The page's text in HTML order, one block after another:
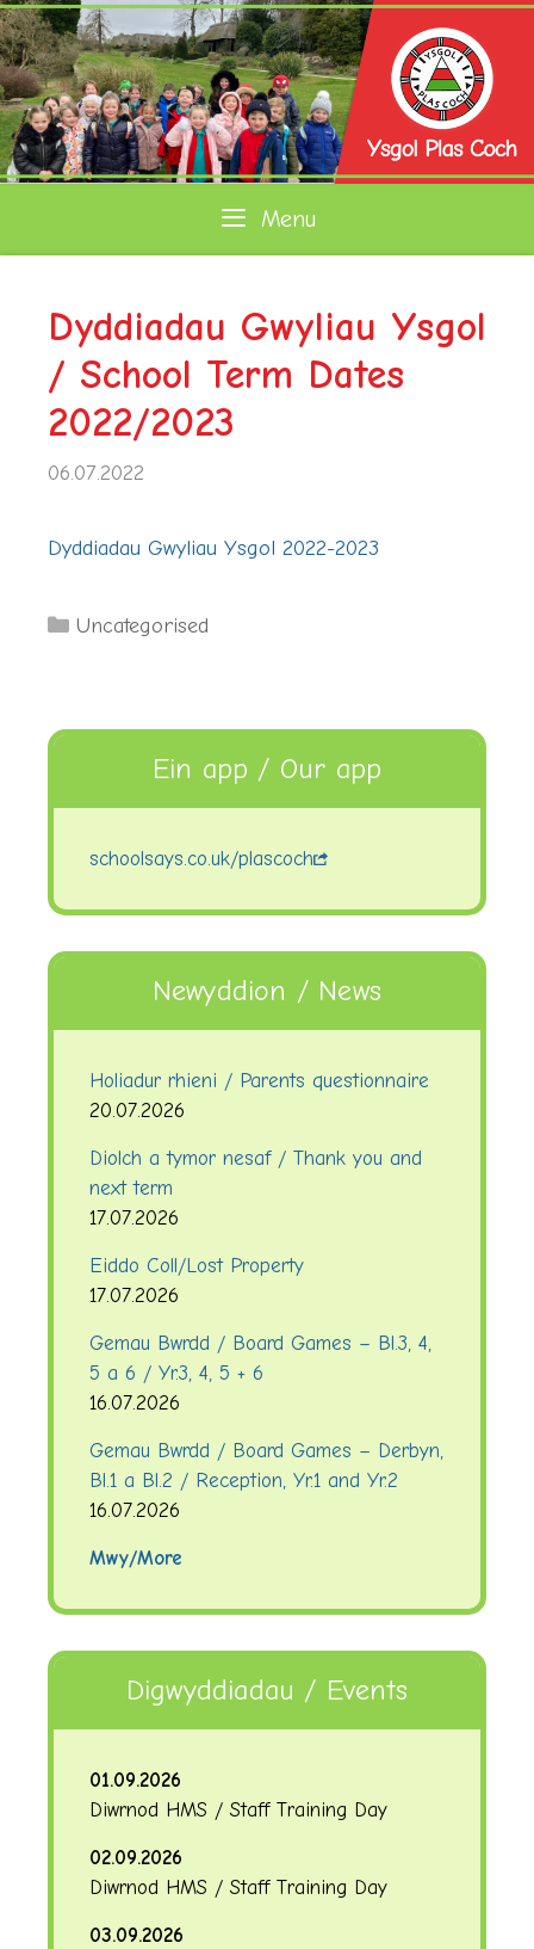
Skip
to
content
Menu
Dyddiadau Gwyliau Ysgol
/ School Term Dates
2022/2023
06.07.2022
Dyddiadau Gwyliau Ysgol 2022-2023
Categories
Uncategorised
Ein app / Our app
schoolsays.co.uk/plascoch
Newyddion / News
Holiadur rhieni / Parents questionnaire
20.07.2026
Diolch a tymor nesaf / Thank you and
next term
17.07.2026
Eiddo Coll/Lost Property
17.07.2026
Gemau Bwrdd / Board Games – Bl.3, 4,
5 a 6 / Yr.3, 4, 5 + 6
16.07.2026
Gemau Bwrdd / Board Games – Derbyn,
Bl.1 a Bl.2 / Reception, Yr.1 and Yr.2
16.07.2026
Mwy/More
Digwyddiadau / Events
01.09.2026
Diwrnod HMS / Staff Training Day
02.09.2026
Diwrnod HMS / Staff Training Day
03.09.2026